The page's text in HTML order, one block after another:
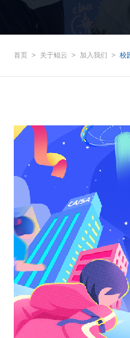
首页 > 关于鲲云 > 加入我们 > 校